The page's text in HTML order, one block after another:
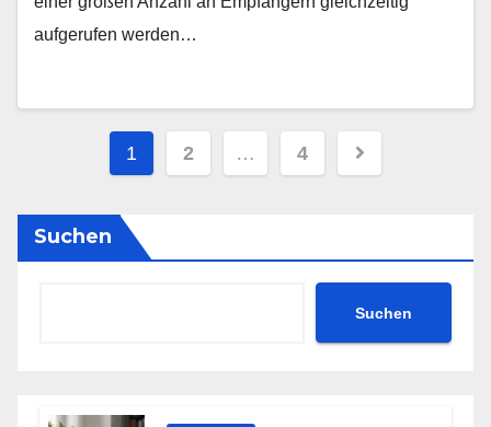
aufgerufen werden…
Seitennummerierung
Beiträge
1 2 … 4
Suchen
Suchen